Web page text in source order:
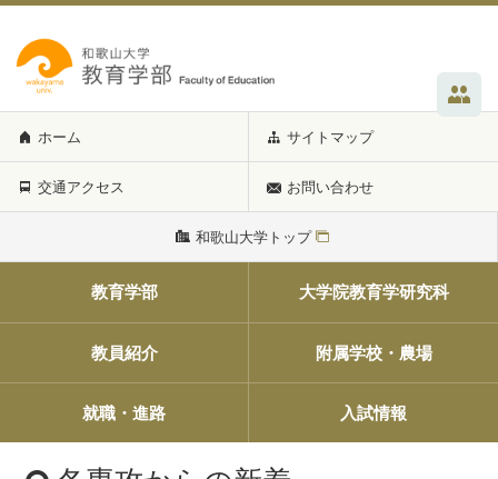
ホーム サイトマップ
交通アクセス お問い合わせ
和歌山大学トップ
教育学部 大学院教育学研究科
教員紹介 附属学校・農場
就職・進路 入試情報